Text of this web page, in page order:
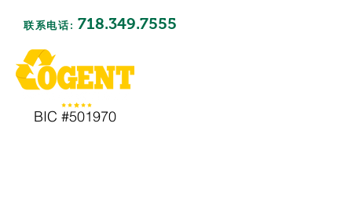
BIC #501970
联系电话: 718.349.7555